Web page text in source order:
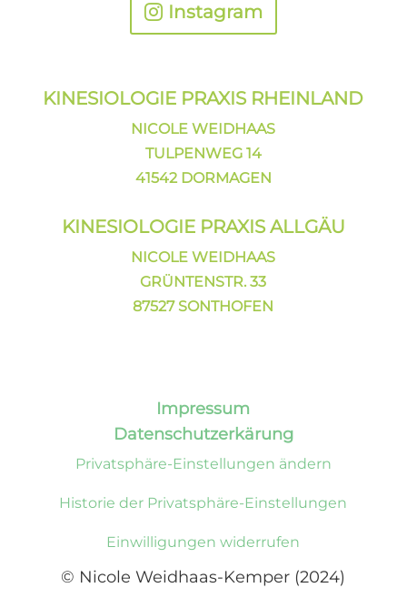
Instagram
KINESIOLOGIE PRAXIS RHEINLAND
NICOLE WEIDHAAS
TULPENWEG 14
41542 DORMAGEN
KINESIOLOGIE PRAXIS ALLGÄU
NICOLE WEIDHAAS
GRÜNTENSTR. 33
87527 SONTHOFEN
Impressum
Datenschutzerkärung
Privatsphäre-Einstellungen ändern
Historie der Privatsphäre-Einstellungen
Einwilligungen widerrufen
© Nicole Weidhaas-Kemper (2024)